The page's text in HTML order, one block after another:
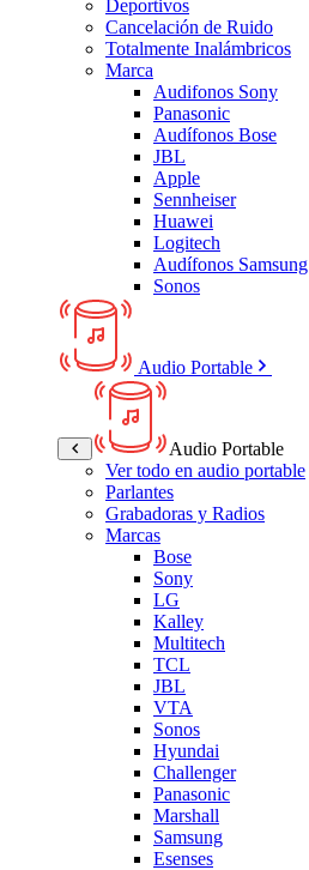
Deportivos
Cancelación de Ruido
Totalmente Inalámbricos
Marca
Audifonos Sony
Panasonic
Audífonos Bose
JBL
Apple
Sennheiser
Huawei
Logitech
Audífonos Samsung
Sonos
Audio Portable
Audio Portable
Ver todo en audio portable
Parlantes
Grabadoras y Radios
Marcas
Bose
Sony
LG
Kalley
Multitech
TCL
JBL
VTA
Sonos
Hyundai
Challenger
Panasonic
Marshall
Samsung
Esenses